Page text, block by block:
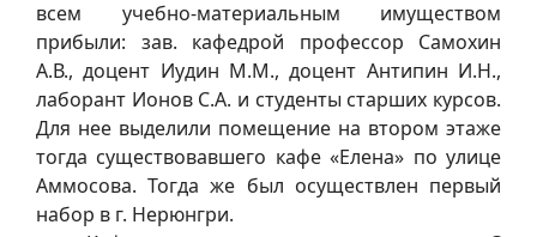
всем учебно-материальным имуществом
прибыли: зав. кафедрой профессор Самохин
А.В., доцент Иудин М.М., доцент Антипин И.Н.,
лаборант Ионов С.А. и студенты старших курсов.
Для нее выделили помещение на втором этаже
тогда существовавшего кафе «Елена» по улице
Аммосова. Тогда же был осуществлен первый
набор в г. Нерюнгри.